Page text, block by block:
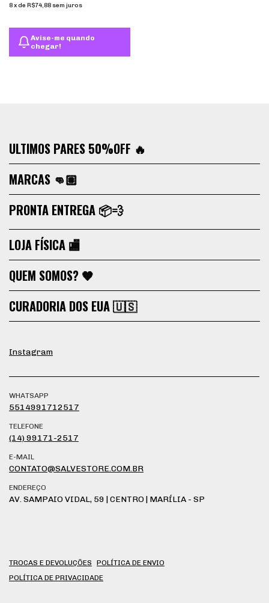
8x de R$74,88 sem juros
Avise-me quando
chegar!
ULTIMOS PARES 50%OFF 🔥
MARCAS 👊🏽
PRONTA ENTREGA 📦💨
LOJA FÍSICA 🏬
QUEM SOMOS? 🧡
CURADORIA DOS EUA 🇺🇸
Instagram
WHATSAPP
5514991712517
TELEFONE
(14) 99171-2517
E-MAIL
CONTATO@SALVESTORE.COM.BR
ENDEREÇO
AV. SAMPAIO VIDAL, 59 | CENTRO | MARÍLIA - SP
TROCAS E DEVOLUÇÕES
POLÍTICA DE ENVIO
POLÍTICA DE PRIVACIDADE